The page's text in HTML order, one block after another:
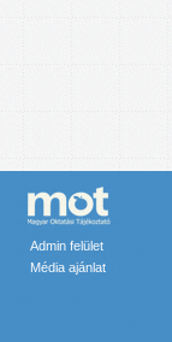
Admin felület
Média ajánlat